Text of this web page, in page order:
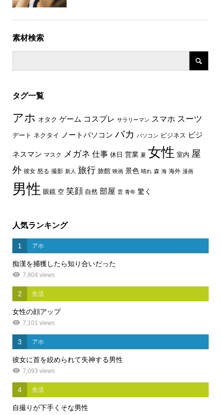
素材検索
タグ一覧
アホ オタク ゲーム コスプレ サラリーマン スマホ スーツ
デート ネクタイ ノートパソコン バカ パソコン ビジネス ビジ
ネスマン マスク メガネ 仕事 休日 営業 夏 女性 室内 屋
外 彼女 怒る 撮影 新人 旅行 旅館 映画 景色 晴れ 森 海 海外 漫画
男性 眼鏡 空 笑顔 自然 部屋 雲 青年 驚く
人気ランキング
1 アホ
痴漢を捕獲したら知り合いだった
7,804 views
2 生活
女性の顔アップ
7,101 views
3 アホ
彼女に首を絞められて失神する男性
7,093 views
4 生活
自撮りが下手くそな男性